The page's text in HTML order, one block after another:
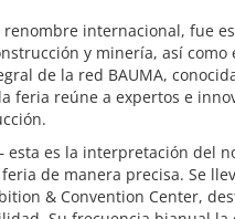
renombre internacional, fue
y minería, así como
de la red BAUMA,
feria reúne a expertos e
esta es la interpretación del
de manera precisa. Se
& Convention Center,